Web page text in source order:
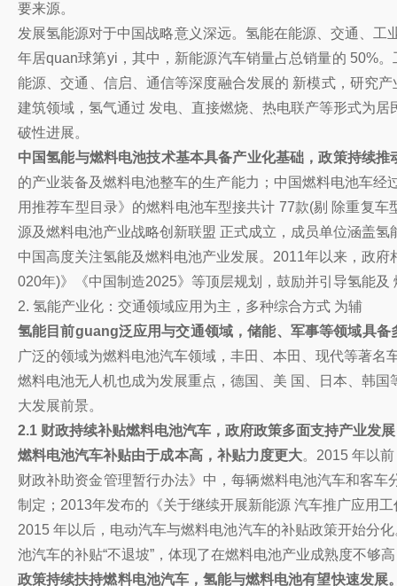
要来源。
发展氢能源对于中国战略意义深远。氢能在能源、交通、
年居quan球第yi，其中，新能源汽车销量占总销量的 50%
能源、交通、信启、通信等深度融合发展的 新模式，研究
建筑领域，氢气通过 发电、直接燃烧、热电联产等形式为
破性进展。
中国氢能与燃料电池技术基本具备产业化基础，政策持续推
的产业装备及燃料电池整车的生产能力；中国燃料电池车
用推荐车型目录》的燃料电池车型接共计 77款(剔 除重复
源及燃料电池产业战略创新联盟 正式成立，成员单位涵盖
中国高度关注氢能及燃料电池产业发展。2011年以来，政
020年)》《中国制造2025》等顶层规划，鼓励并引导氢能
2. 氢能产业化：交通领域应用为主，多种综合方式 为辅
氢能目前guang泛应用与交通领域，储能、军事等领域具备
广泛的领域为燃料电池汽车领域，丰田、本田、现代等著
燃料电池无人机也成为发展重点，德国、美 国、日本、韩
大发展前景。
2.1 财政持续补贴燃料电池汽车，政府政策多面支持产业发展
燃料电池汽车补贴由于成本高，补贴力度更大。2015 年以
财政补助资金管理暂行办法》中，每辆燃料电池汽车和客
制定；2013年发布的《关于继续开展新能源 汽车推广应用
2015 年以后，电动汽车与燃料电池汽车的补贴政策开始分
池汽车的补贴“不退坡”，体现了在燃料电池产业成熟度不够
政策持续扶持燃料电池汽车，氢能与燃料电池有望快速发展